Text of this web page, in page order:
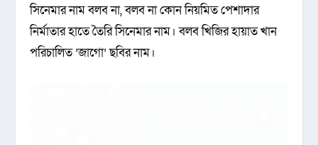
সিনেমার নাম বলব না, বলব না কোন নিয়মিত পেশাদার
নির্মাতার হাতে তৈরি সিনেমার নাম। বলব খিজির হায়াত খান
পরিচালিত ‌’জাগো’ ছবির নাম।